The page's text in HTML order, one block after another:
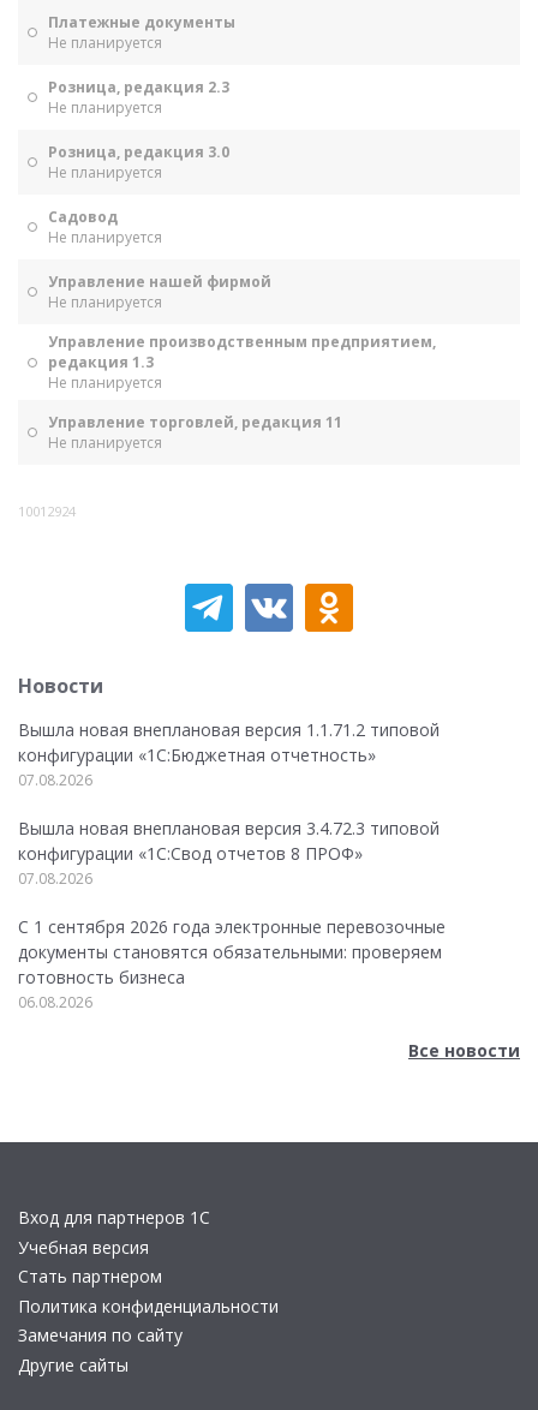
Платежные документы
Не планируется
Розница, редакция 2.3
Не планируется
Розница, редакция 3.0
Не планируется
Садовод
Не планируется
Управление нашей фирмой
Не планируется
Управление производственным предприятием,
редакция 1.3
Не планируется
Управление торговлей, редакция 11
Не планируется
10012924
Новости
Вышла новая внеплановая версия 1.1.71.2 типовой
конфигурации «1C:Бюджетная отчетность»
07.08.2026
Вышла новая внеплановая версия 3.4.72.3 типовой
конфигурации «1C:Свод отчетов 8 ПРОФ»
07.08.2026
С 1 сентября 2026 года электронные перевозочные
документы становятся обязательными: проверяем
готовность бизнеса
06.08.2026
Все новости
Вход для партнеров 1С
Учебная версия
Стать партнером
Политика конфиденциальности
Замечания по сайту
Другие сайты